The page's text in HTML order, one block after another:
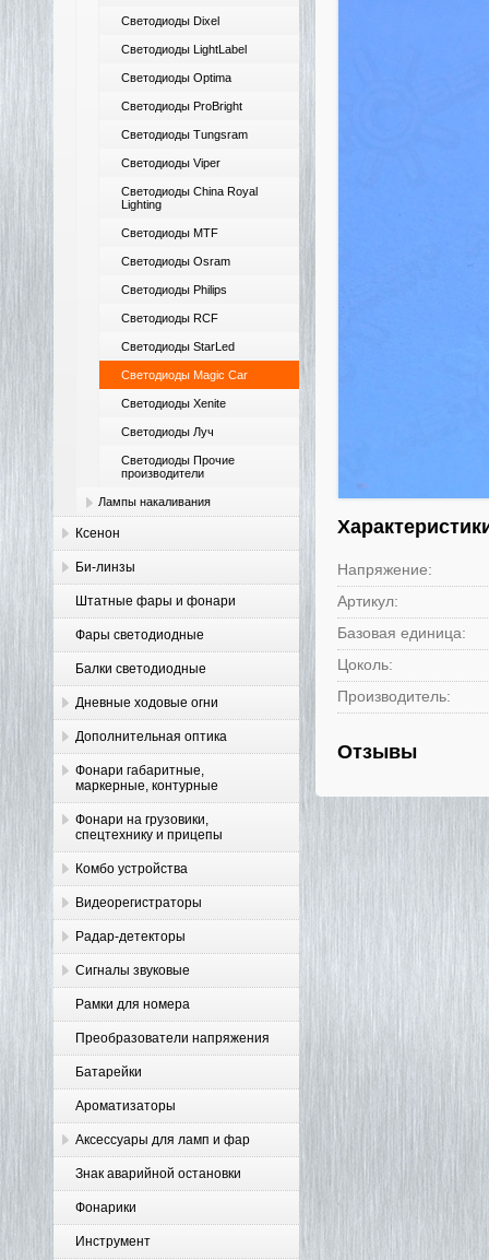
Светодиоды Dixel
Светодиоды LightLabel
Светодиоды Optima
Светодиоды ProBright
Светодиоды Tungsram
Светодиоды Viper
Светодиоды China Royal
Lighting
Светодиоды MTF
Светодиоды Osram
Светодиоды Philips
Светодиоды RCF
Светодиоды StarLed
Светодиоды Magic Car
Светодиоды Xenite
Светодиоды Луч
Светодиоды Прочие
производители
Лампы накаливания
Ксенон
Би-линзы
Штатные фары и фонари
Фары светодиодные
Балки светодиодные
Дневные ходовые огни
Дополнительная оптика
Фонари габаритные,
маркерные, контурные
Фонари на грузовики,
спецтехнику и прицепы
Комбо устройства
Видеорегистраторы
Радар-детекторы
Сигналы звуковые
Рамки для номера
Преобразователи напряжения
Батарейки
Ароматизаторы
Аксессуары для ламп и фар
Знак аварийной остановки
Фонарики
Инструмент
Напряжение:
Артикул:
Базовая единица:
Цоколь:
Производитель:
Отзывы